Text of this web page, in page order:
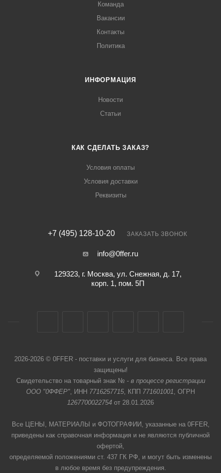
Команда
Вакансии
Контакты
Политика
ИНФОРМАЦИЯ
Новости
Статьи
КАК СДЕЛАТЬ ЗАКАЗ?
Условия оплаты
Условия доставки
Реквизиты
+7 (495) 128-10-20 ЗАКАЗАТЬ ЗВОНОК
info@0ffer.ru
129323, г. Москва, ул. Снежная, д. 17,
корп. 1, пом. 5П
2026-2026 © 0FFER - поставки и услуги для бизнеса. Все права
защищены!
Свидетельство на товарный знак № - в процессе регистрации
ООО "0ФФЕР", ИНН 7716257715, КПП 771601001, ОГРН
1267700022754 от 28.01.2026
Все ЦЕНЫ, МАТЕРИАЛЫ и ФОТОГРАФИИ, указанные на 0FFER,
приведены как справочная информация и не являются публичной
офертой,
определяемой положениями ст. 437 ГК РФ, и могут быть изменены
в любое время без предупреждения.